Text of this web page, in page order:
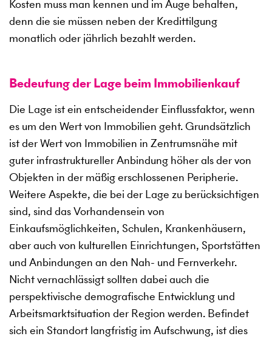
Kosten muss man kennen und im Auge behalten,
denn die sie müssen neben der Kredittilgung
monatlich oder jährlich bezahlt werden.
Bedeutung der Lage beim Immobilienkauf
Die Lage ist ein entscheidender Einflussfaktor, wenn
es um den Wert von Immobilien geht. Grundsätzlich
ist der Wert von Immobilien in Zentrumsnähe mit
guter infrastruktureller Anbindung höher als der von
Objekten in der mäßig erschlossenen Peripherie.
Weitere Aspekte, die bei der Lage zu berücksichtigen
sind, sind das Vorhandensein von
Einkaufsmöglichkeiten, Schulen, Krankenhäusern,
aber auch von kulturellen Einrichtungen, Sportstätten
und Anbindungen an den Nah- und Fernverkehr.
Nicht vernachlässigt sollten dabei auch die
perspektivische demografische Entwicklung und
Arbeitsmarktsituation der Region werden. Befindet
sich ein Standort langfristig im Aufschwung, ist dies